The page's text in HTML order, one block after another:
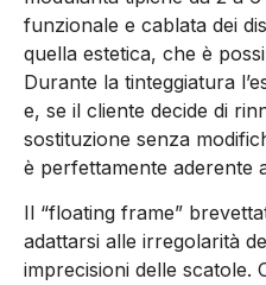
funzionale e cablata dei
quella estetica, che è
Durante la tinteggiatura
e, se il cliente decide di
sostituzione senza
è perfettamente aderente
Il “floating frame”
adattarsi alle irregolarità
imprecisioni delle scatole.